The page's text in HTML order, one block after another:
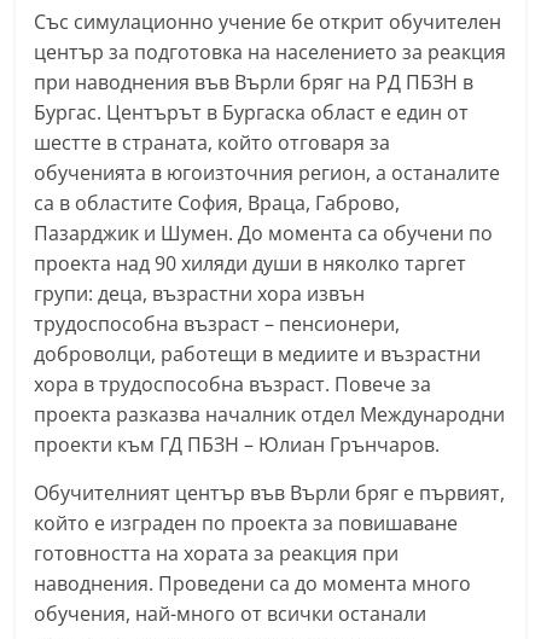
n
l
a
k
.
n
o
,
k
a
z
n
l
a
k
Със симулационно учение бе открит обучителен
център за подготовка на населението за реакция
при наводнения във Върли бряг на РД ПБЗН в
Бургас. Центърът в Бургаска област е един от
шестте в страната, който отговаря за
обученията в югоизточния регион, а останалите
са в областите София, Враца, Габрово,
Пазарджик и Шумен. До момента са обучени по
проекта над 90 хиляди души в няколко таргет
групи: деца, възрастни хора извън
трудоспособна възраст – пенсионери,
доброволци, работещи в медиите и възрастни
хора в трудоспособна възраст. Повече за
проекта разказва началник отдел Международни
проекти към ГД ПБЗН – Юлиан Грънчаров.
Обучителният център във Върли бряг е първият,
който е изграден по проекта за повишаване
готовността на хората за реакция при
наводнения. Проведени са до момента много
обучения, най-много от всички останали